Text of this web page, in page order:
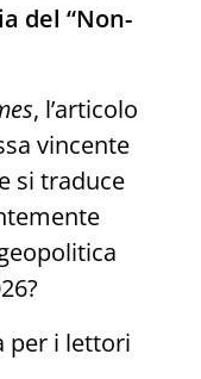
del “Non-
, l’articolo
vincente
si traduce
per i lettori